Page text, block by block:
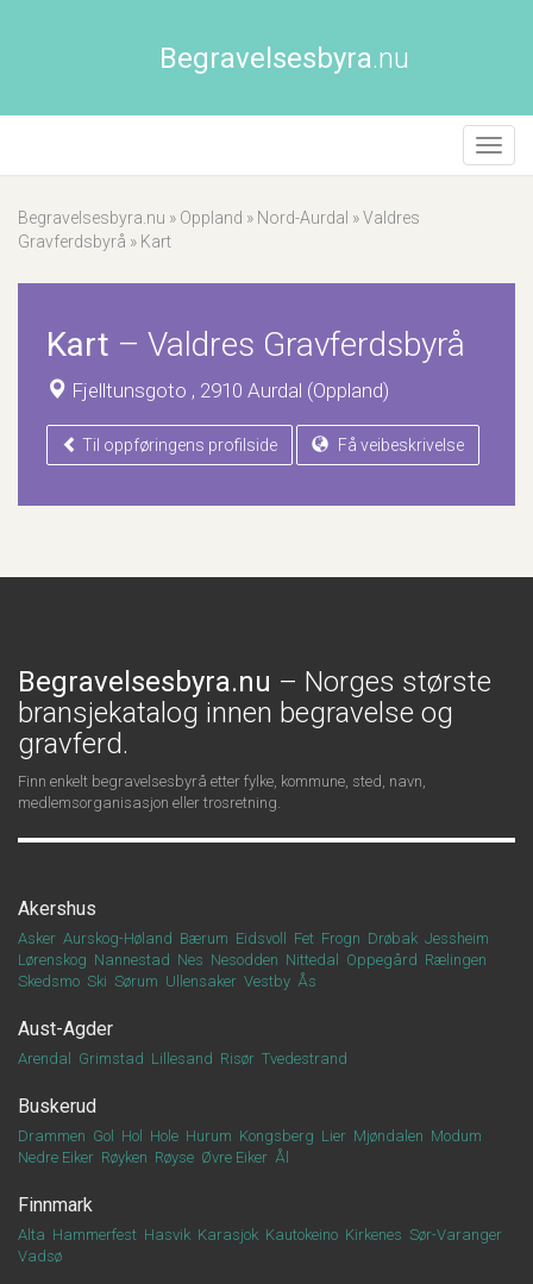
Begravelsesbyra.nu
Begravelsesbyra.nu » Oppland » Nord-Aurdal »Valdres
Gravferdsbyrå » Kart
Kart – Valdres Gravferdsbyrå
Fjelltunsgoto , 2910 Aurdal (Oppland)
Til oppføringens profilside Få veibeskrivelse
Begravelsesbyra.nu – Norges største
bransjekatalog innen begravelse og
gravferd.
Finn enkelt begravelsesbyrå etter fylke, kommune, sted, navn,
medlemsorganisasjon eller trosretning.
Akershus
Asker Aurskog-Høland Bærum Eidsvoll Fet Frogn Drøbak Jessheim
Lørenskog Nannestad Nes Nesodden Nittedal Oppegård Rælingen
Skedsmo Ski Sørum Ullensaker Vestby Ås
Aust-Agder
Arendal Grimstad Lillesand Risør Tvedestrand
Buskerud
Drammen Gol Hol Hole Hurum Kongsberg Lier Mjøndalen Modum
Nedre Eiker Røyken Røyse Øvre Eiker Ål
Finnmark
Alta Hammerfest Hasvik Karasjok Kautokeino Kirkenes Sør-Varanger
Vadsø